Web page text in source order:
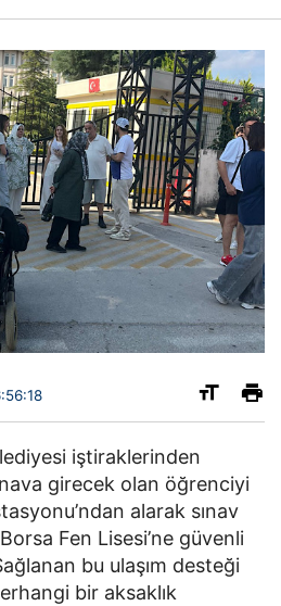
iştiraklerinden
girecek olan öğrenciyi
alarak sınav
Fen Lisesi’ne güvenli
bu ulaşım desteği
bir aksaklık